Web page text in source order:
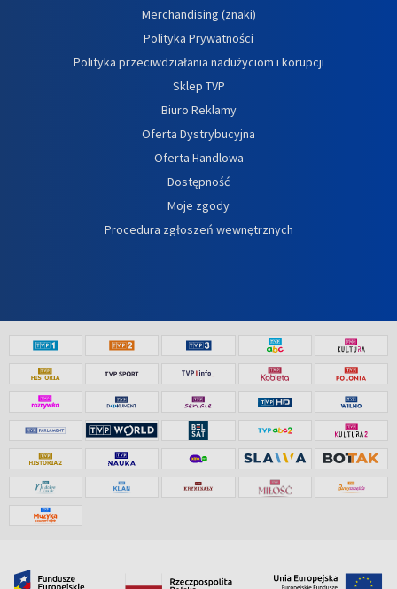
Merchandising (znaki)
Polityka Prywatności
Polityka przeciwdziałania nadużyciom i korupcji
Sklep TVP
Biuro Reklamy
Oferta Dystrybucyjna
Oferta Handlowa
Dostępność
Moje zgody
Procedura zgłoszeń wewnętrznych